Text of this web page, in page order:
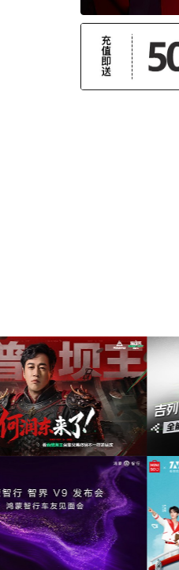
魔幻
沉重
恐怖
引子
励志
激烈
惊悚
唯美
燃烧
古风
吉列品牌GLT X AUDI联名活动提供音乐版
权